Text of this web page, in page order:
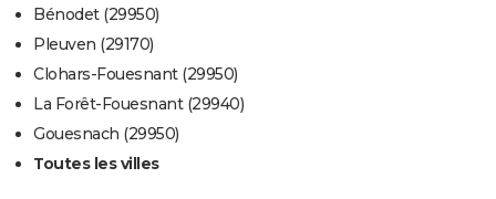
Bénodet (29950)
Pleuven (29170)
Clohars-Fouesnant (29950)
La Forêt-Fouesnant (29940)
Gouesnach (29950)
Toutes les villes